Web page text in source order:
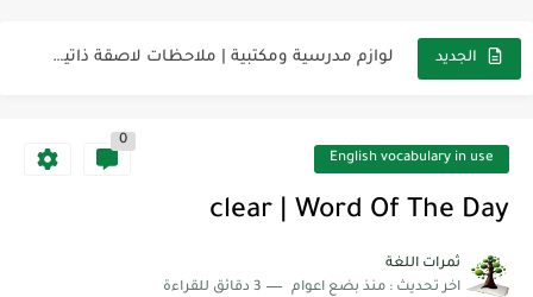
الجديد لوازم مدرسية ومكتبية | ملاحظات لاصقة ذاتية على شكل قلب...
The Winter SurpriseEnglish vocabulary in use
0
clear | Word Of The Day
ثمرات اللغة
اخر تحديث : منذ بضع اعوام 3 دقائق للقراءة